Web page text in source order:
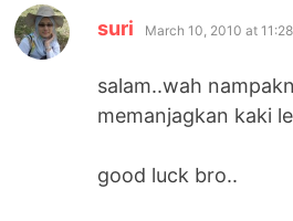
suri says:
March 10, 2010 at
salam..wah
memanjagkan kaki
good luck bro..